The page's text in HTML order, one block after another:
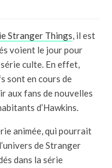
Stranger Things, il est
voient le jour pour
culte. En effet,
sont en cours de
aux fans de nouvelles
d’Hawkins.
animée, qui pourrait
de Stranger
dans la série